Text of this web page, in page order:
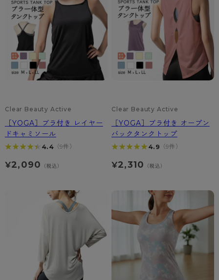
ストッキング
- 無地ストッキング
- 柄ストッキング
- ショート丈ストッキング
- 着圧ストッキング
- 無地タイツ
- 着圧タイツ
ソックス・靴下
レギンス・スパッツ
インナーウェア
ブラジャー
- ノンワイヤーブラ
- ワイヤーブラ
- ブラトップ
- レギュラーショーツ
- サニタリーショーツ
- 長袖（七分袖以上）
- タンクトップ
- カップ付きインナー
ライフスタイルウェア
ボトムス
トップス
ルームウェア・パジャマ
- スポーツブラ
- スポーツトップス
ソックス・靴下
クルー・レギュラー丈ソックス
スニーカー丈・くるぶし丈ソックス
ハイソックス
インナーウエア
メンズパンツ
ボクサー
トランクス
Tバック・ビキニ
ライフスタイルウェア
ボトムス
トップス
ルームウェア・パジャマ
タイツ
ソックス・靴下
クルー・レギュラー丈ソックス
スニーカー丈・くるぶし丈ソックス
ハイソックス
インナーウエア
ブラジャー
ノンワイヤーブラ
ワイヤーブラ
スポーツブラ
レギュラーショーツ
サニタリーショーツ
ブランドから探す
AZGI
アスティーグ
クリアビューティアクティブ
スゴスト
hotto comfort
Atsugi COLORS
みんなの、みんなの。
CLINICAL
商品選びのお手伝い
お悩み別ガードル
ブラジャー特集
ご利用ガイド
よくある質問（FAQ）
サイズ表
返品・交換について
お問い合わせについて
Clear Beauty Active
［YOGA］ブラ付き レイヤー
ドキャミソール
★★★★★
★★★★★ 4.4（9件）
¥2,090 （税込）
Clear Beauty Active
［YOGA］ブラ付き オープン
バックタンクトップ
★★★★★
★★★★★4.9 （9件）
¥2,310 （税込）